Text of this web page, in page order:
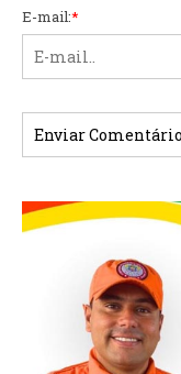
E-mail:*